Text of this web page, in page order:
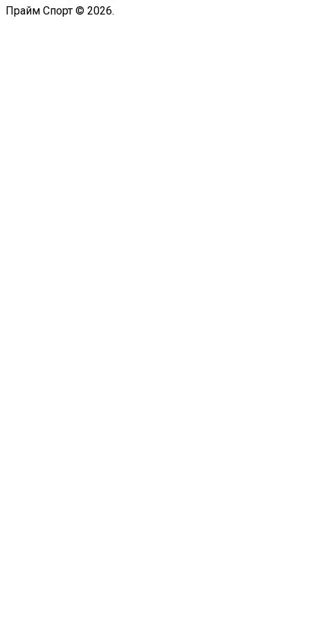
Прайм Спорт © 2026.